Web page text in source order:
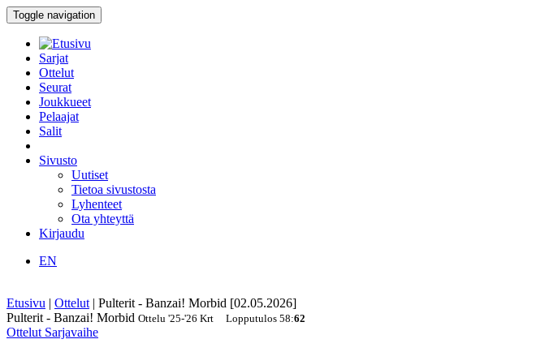
Toggle navigation
Sarjat
Ottelut
Seurat
Joukkueet
Pelaajat
Salit
Sivusto
Uutiset
Tietoa sivustosta
Lyhenteet
Ota yhteyttä
Kirjaudu
EN
Etusivu | Ottelut | Pulterit - Banzai! Morbid [02.05.2026]
Pulterit - Banzai! Morbid Ottelu '25-'26 Krt Lopputulos 58:62
Ottelut Sarjavaihe